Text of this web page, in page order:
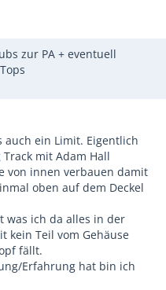
zur PA + eventuell
ein Limit. Eigentlich
mit Adam Hall
von innen verbauen damit
oben auf dem Deckel
was ich da alles in der
kein Teil vom Gehäuse
fällt.
Erfahrung hat bin ich